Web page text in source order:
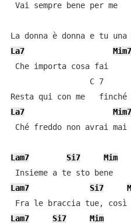
Vai sempre bene per me
La7
Mim7
Che importa cosa fai
                 C 7
La7
Mim7
Ché freddo non avrai mai
Lam7 Si7
Mim
Insieme a te sto bene
Lam7
Si7
Lam7
Si7
Mim